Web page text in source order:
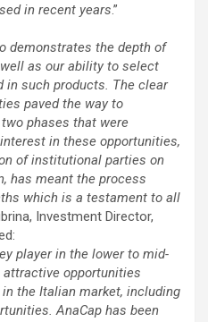
in recent years.”
demonstrates the depth of
as our ability to select
such products. The clear
paved the way to
phases that were
in these opportunities,
of institutional parties on
has meant the process
which is a testament to all
Investment Director,
player in the lower to mid-
opportunities
the Italian market, including
AnaCap has been